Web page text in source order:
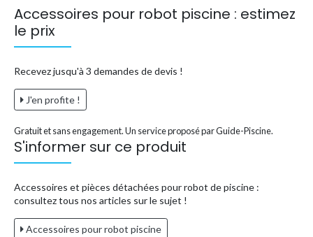
Accessoires pour robot piscine : estimez
le prix
Recevez jusqu'à 3 demandes de devis !
J'en profite !
Gratuit et sans engagement. Un service proposé par Guide-Piscine.
S'informer sur ce produit
Accessoires et pièces détachées pour robot de piscine :
consultez tous nos articles sur le sujet !
Accessoires pour robot piscine